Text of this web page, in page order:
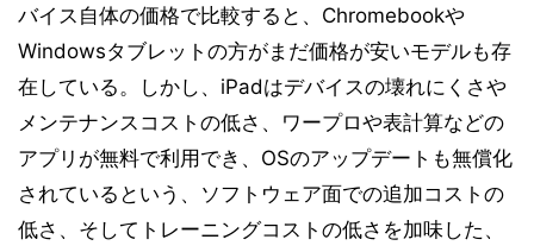
バイス自体の価格で比較すると、Chromebookや
Windowsタブレットの方がまだ価格が安いモデルも存
在している。しかし、iPadはデバイスの壊れにくさや
メンテナンスコストの低さ、ワープロや表計算などの
アプリが無料で利用でき、OSのアップデートも無償化
されているという、ソフトウェア面での追加コストの
低さ、そしてトレーニングコストの低さを加味した、